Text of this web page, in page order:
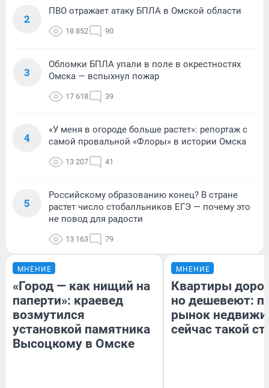
2
ПВО отражает атаку БПЛА в Омской области
18 852 90
3
Обломки БПЛА упали в поле в окрестностях
Омска — вспыхнул пожар
17 618 39
4
«У меня в огороде больше растет»: репортаж с
самой провальной «Флоры» в истории Омска
13 207 41
5
Российскому образованию конец? В стране
растет число стобалльников ЕГЭ — почему это
не повод для радости
13 163 79
МНЕНИЕ
«Город — как нищий на
паперти»: краевед
возмутился
установкой памятника
Высоцкому в Омске
МНЕНИЕ
Квартиры
но дешевеют:
рынок
сейчас такой